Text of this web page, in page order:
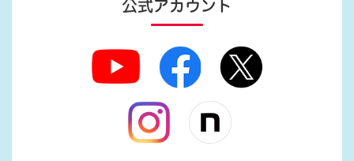
公式アカウント